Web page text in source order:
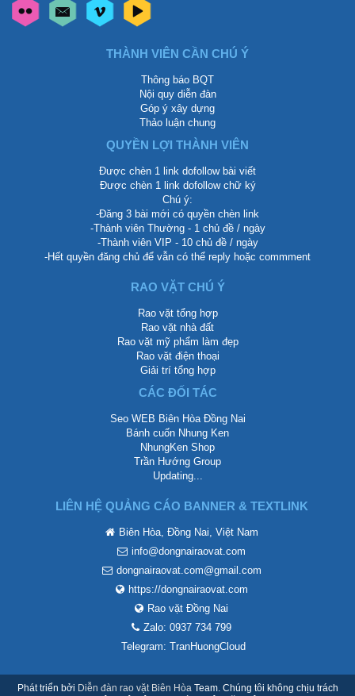
THÀNH VIÊN CẦN CHÚ Ý
Thông báo BQT
Nội quy diễn đàn
Góp ý xây dựng
Thảo luận chung
QUYỀN LỢI THÀNH VIÊN
Được chèn 1 link dofollow bài viết
Được chèn 1 link dofollow chữ ký
Chú ý:
-Đăng 3 bài mới có quyền chèn link
-Thành viên Thường - 1 chủ đề / ngày
-Thành viên VIP - 10 chủ đề / ngày
-Hết quyền đăng chủ để vẫn có thể reply hoặc commment
RAO VẶT CHÚ Ý
Rao vặt tổng hợp
Rao vặt nhà đất
Rao vặt mỹ phẩm làm đẹp
Rao vặt điện thoại
Giải trí tổng hợp
CÁC ĐỐI TÁC
Seo WEB Biên Hòa Đồng Nai
Bánh cuốn Nhung Ken
NhungKen Shop
Trần Hướng Group
Updating...
LIÊN HỆ QUẢNG CÁO BANNER & TEXTLINK
Biên Hòa, Đồng Nai, Việt Nam
info@dongnairaovat.com
dongnairaovat.com@gmail.com
https://dongnairaovat.com
Rao vặt Đồng Nai
Zalo: 0937 734 799
Telegram: TranHuongCloud
Phát triển bởi Diễn đàn rao vặt Biên HòaTeam. Chúng tôi không chịu trách